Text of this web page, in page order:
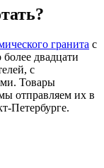
гранита с
более двадцати
с
Товары
отправляем их в
Петербурге.